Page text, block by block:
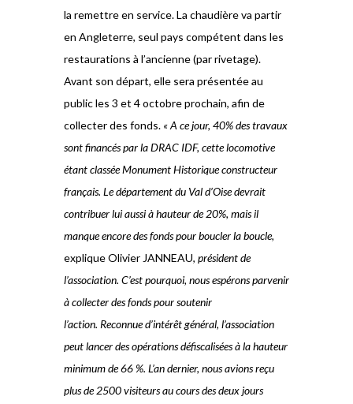
la remettre en service. La chaudière va partir
en Angleterre, seul pays compétent dans les
restaurations à l’ancienne (par rivetage).
Avant son départ, elle sera présentée au
public les 3 et 4 octobre prochain, afin de
collecter des fonds. « A ce jour, 40% des travaux
sont financés par la DRAC IDF, cette locomotive
étant classée Monument Historique constructeur
français. Le département du Val d’Oise devrait
contribuer lui aussi à hauteur de 20%, mais il
manque encore des fonds pour boucler la boucle,
explique Olivier JANNEAU, président de
l’association. C’est pourquoi, nous espérons parvenir
à collecter des fonds pour soutenir
l’action. Reconnue d’intérêt général, l’association
peut lancer des opérations défiscalisées à la hauteur
minimum de 66 %. L’an dernier, nous avions reçu
plus de 2500 visiteurs au cours des deux jours